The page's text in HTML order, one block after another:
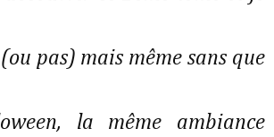
pas) mais même sans que
la même ambiance